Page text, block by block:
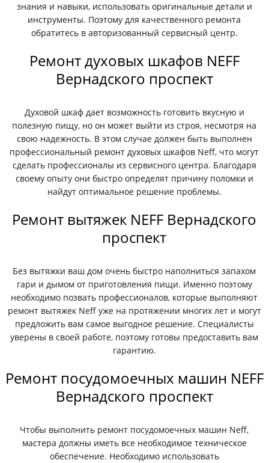
знания и навыки, использовать оригинальные детали и
инструменты. Поэтому для качественного ремонта
обратитесь в авторизованный сервисный центр.
Ремонт духовых шкафов NEFF
Вернадского проспект
Духовой шкаф дает возможность готовить вкусную и
полезную пищу, но он может выйти из строя, несмотря на
свою надежность. В этом случае должен быть выполнен
профессиональный ремонт духовых шкафов Neff, что могут
сделать профессионалы из сервисного центра. Благодаря
своему опыту они быстро определят причину поломки и
найдут оптимальное решение проблемы.
Ремонт вытяжек NEFF Вернадского
проспект
Без вытяжки ваш дом очень быстро наполниться запахом
гари и дымом от приготовления пищи. Именно поэтому
необходимо позвать профессионалов, которые выполняют
ремонт вытяжек Neff уже на протяжении многих лет и могут
предложить вам самое выгодное решение. Специалисты
уверены в своей работе, поэтому готовы предоставить вам
гарантию.
Ремонт посудомоечных машин NEFF
Вернадского проспект
Чтобы выполнить ремонт посудомоечных машин Neff,
мастера должны иметь все необходимое техническое
обеспечение. Необходимо использовать